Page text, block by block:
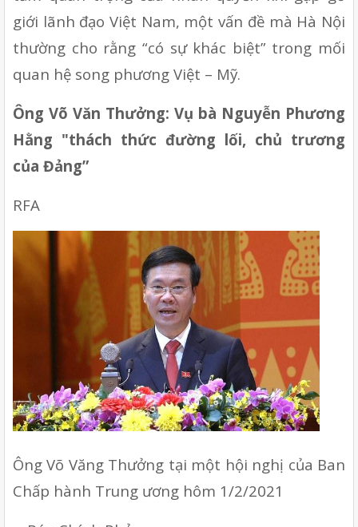
giới lãnh đạo Việt Nam, một vấn đề mà Hà Nội
thường cho rằng “có sự khác biệt” trong mối
quan hệ song phương Việt – Mỹ.
Ông Võ Văn Thưởng: Vụ bà Nguyễn Phương
Hằng "thách thức đường lối, chủ trương
của Đảng”
RFA
Ông Võ Văng Thưởng tại một hội nghị của Ban
Chấp hành Trung ương hôm 1/2/2021